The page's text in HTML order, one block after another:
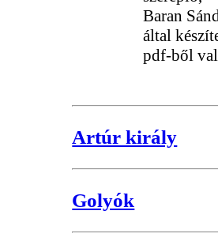
Baran
által
pdf-ből
Artúr király
Golyók